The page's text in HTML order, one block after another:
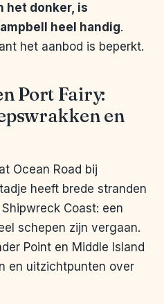
het donker, is
heel handig.
het aanbod is beperkt.
Port Fairy:
en
Ocean Road bij
heeft brede stranden
Coast: een
schepen zijn vergaan.
Point en Middle Island
en uitzichtpunten over